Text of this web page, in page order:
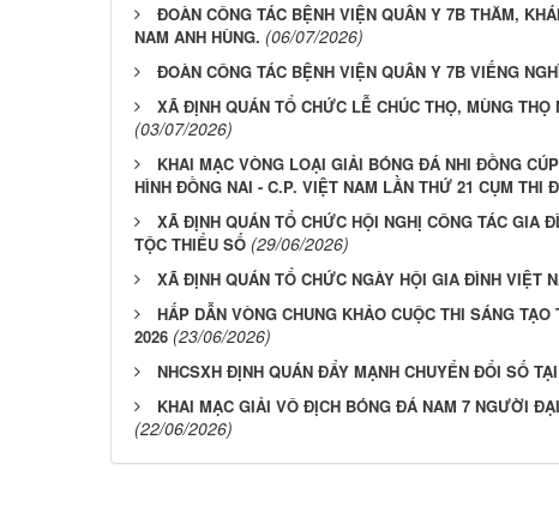
ĐOÀN CÔNG TÁC BỆNH VIỆN QUÂN Y 7B THĂM,
NAM ANH HÙNG. (06/07/2026)
ĐOÀN CÔNG TÁC BỆNH VIỆN QUÂN Y 7B VIẾNG
XÃ ĐỊNH QUÁN TỔ CHỨC LỄ CHÚC THỌ, MÙNG
(03/07/2026)
KHAI MẠC VÒNG LOẠI GIẢI BÓNG ĐÁ NHI ĐỒNG
HÌNH ĐỒNG NAI - C.P. VIỆT NAM LẦN THỨ 21 CỤM THI
XÃ ĐỊNH QUÁN TỔ CHỨC HỘI NGHỊ CÔNG TÁC GIA
TỘC THIỂU SỐ (29/06/2026)
XÃ ĐỊNH QUÁN TỔ CHỨC NGÀY HỘI GIA ĐÌNH VIỆT
HẤP DẪN VÒNG CHUNG KHẢO CUỘC THI SÁNG
2026 (23/06/2026)
NHCSXH ĐỊNH QUÁN ĐẨY MẠNH CHUYỂN ĐỔI SỐ
KHAI MẠC GIẢI VÔ ĐỊCH BÓNG ĐÁ NAM 7 NGƯỜI
(22/06/2026)